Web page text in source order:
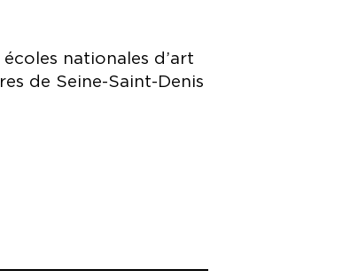
nationales d’art
de Seine-Saint-Denis